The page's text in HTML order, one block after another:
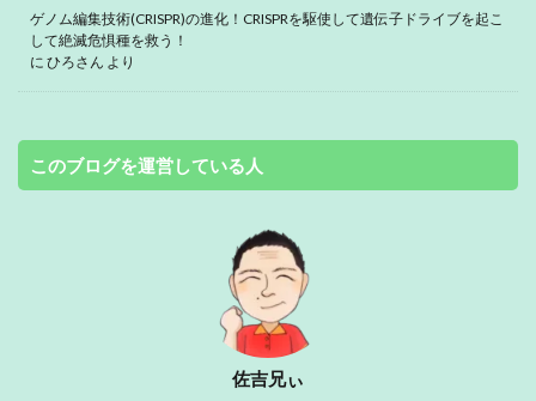
ゲノム編集技術(CRISPR)の進化！CRISPRを駆使して遺伝子ドライブを起こ
して絶滅危惧種を救う！
に ひろさん より
このブログを運営している人
佐吉兄ぃ